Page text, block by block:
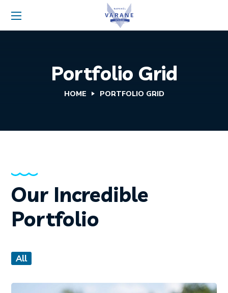
Portfolio Grid
HOME PORTFOLIO GRID
Our Incredible
Portfolio
All